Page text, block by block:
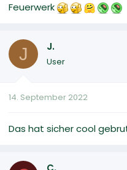
Feuerwerk
J J.
User
14. September 2022
Das hat sicher cool